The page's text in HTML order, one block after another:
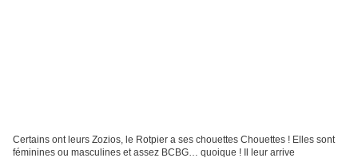
Certains ont leurs Zozios, le Rotpier a ses chouettes Chouettes ! Elles sont
féminines ou masculines et assez BCBG… quoique ! Il leur arrive